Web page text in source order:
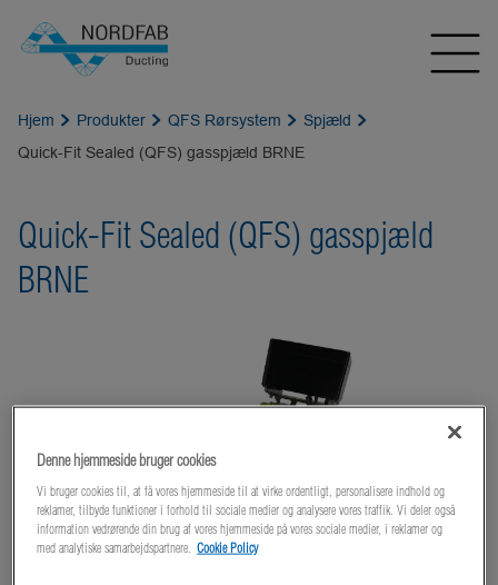
Hjem Produkter QFS Rørsystem
Spjæld
Quick-Fit Sealed (QFS) gasspjæld BRNE
Quick-Fit Sealed (QFS) gasspjæld
BRNE
Denne hjemmeside bruger cookies
Vi bruger cookies til, at få vores hjemmeside til at virke ordentligt, personalisere indhold og
reklamer, tilbyde funktioner i forhold til sociale medier og analysere vores traffik. Vi deler også
information vedrørende din brug af vores hjemmeside på vores sociale medier, i reklamer og
med analytiske samarbejdspartnere. Cookie Policy